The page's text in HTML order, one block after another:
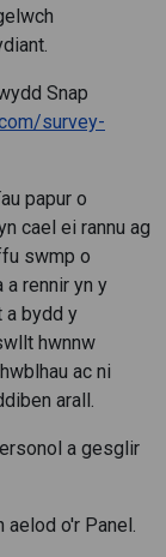
Snap
survey-
papur o
cael ei rannu ag
swmp o
a rennir yn y
a bydd y
hwnnw
ac ni
arall.
a gesglir
aelod o'r Panel.